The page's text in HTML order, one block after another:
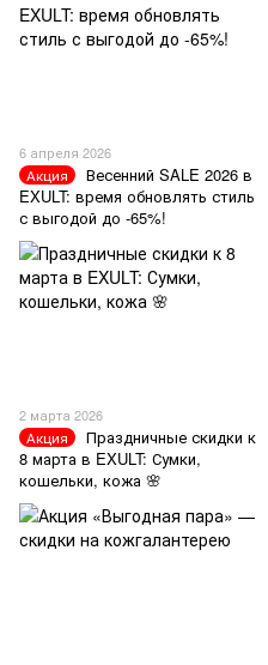
6 апреля 2026
Акция
Весенний SALE 2026 в
EXULT: время обновлять стиль
с выгодой до -65%!
2 марта 2026
Акция
Праздничные скидки к
8 марта в EXULT: Сумки,
кошельки, кожа 🌸